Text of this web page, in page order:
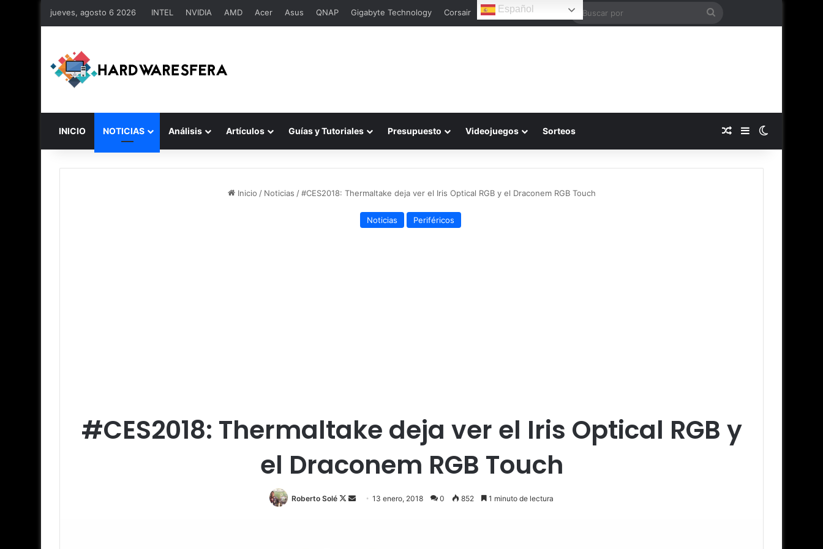
jueves, agosto 6 2026 INTEL NVIDIA AMD Acer Asus QNAP Gigabyte Technology Corsair Español
Buscar
INICIO NOTICIAS Análisis Artículos Guías y Tutoriales Presupuesto Videojuegos Sorteos Publicación al azar
Barra lateral
Inicio / Noticias / #CES2018: Thermaltake deja ver el Iris Optical RGB y el Draconem RGB Touch
Noticias Periféricos
#CES2018: Thermaltake deja ver el Iris Optical RGB y
el Draconem RGB Touch
Roberto Solé
F
13 enero, 2018 0 852 1 minuto de lectura